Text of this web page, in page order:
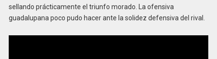
sellando prácticamente el triunfo morado. La ofensiva
guadalupana poco pudo hacer ante la solidez defensiva del rival.